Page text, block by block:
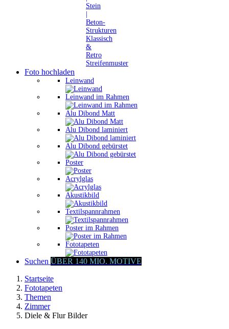
Stein
Beton-
Strukturen
Klassisch
&
Retro
Streifenmuster
Foto hochladen
Leinwand
Leinwand im Rahmen
Alu Dibond Matt
Alu Dibond laminiert
Alu Dibond gebürstet
Poster
Acrylglas
Akustikbild
Textilspannrahmen
Poster im Rahmen
Fototapeten
Suchen ÜBER 140 MIO. MOTIVE
Startseite
Fototapeten
Themen
Zimmer
Diele & Flur Bilder